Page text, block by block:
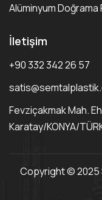
Alüminyum Doğrama
İletişim
+90 332 342 26 57
Fevziçakmak Mah.
Karatay/KONYA/
Copyright © 2025